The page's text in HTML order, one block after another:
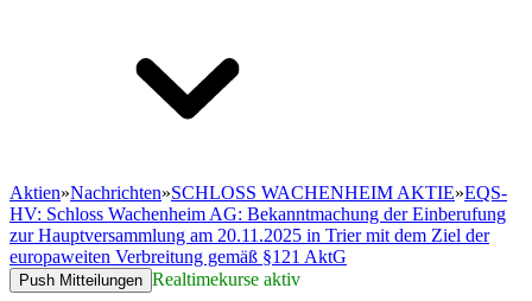
Aktien»Nachrichten»SCHLOSS WACHENHEIM AKTIE»EQS-
HV: Schloss Wachenheim AG: Bekanntmachung der Einberufung
zur Hauptversammlung am 20.11.2025 in Trier mit dem Ziel der
europaweiten Verbreitung gemäß §121 AktG
Push Mitteilungen Realtimekurse aktiv